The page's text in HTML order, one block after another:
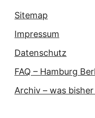
Sitemap
Impressum
Datenschutz
FAQ – Hamburg
Archiv – was